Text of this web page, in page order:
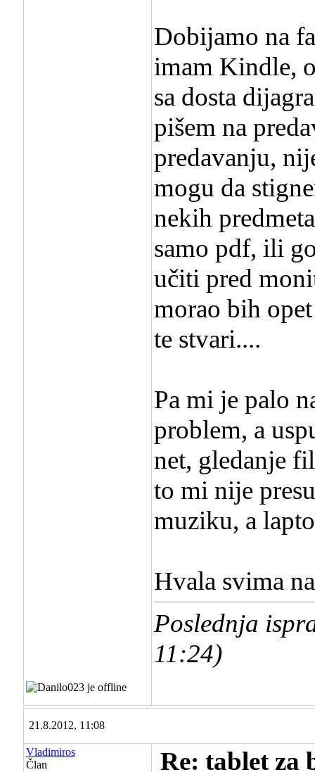
Dobijamo na
imam Kindle,
sa dosta
pišem na
predavanju,
mogu da
nekih
samo pdf, ili
učiti pred
morao bih
te stvari....
Pa mi je palo
problem, a
net, gledanje
to mi nije
muziku, a
Hvala svima
Poslednja
11:24)
21.8.2012, 11:08
Vladimiros
Član
Re: tablet za